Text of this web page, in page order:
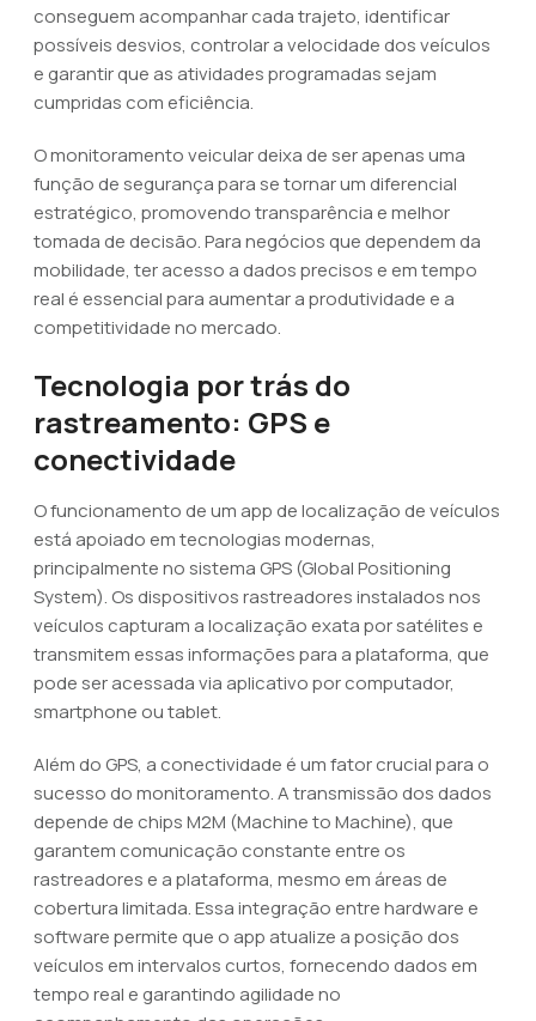
conseguem acompanhar cada trajeto, identificar
possíveis desvios, controlar a velocidade dos veículos
e garantir que as atividades programadas sejam
cumpridas com eficiência.
O monitoramento veicular deixa de ser apenas uma
função de segurança para se tornar um diferencial
estratégico, promovendo transparência e melhor
tomada de decisão. Para negócios que dependem da
mobilidade, ter acesso a dados precisos e em tempo
real é essencial para aumentar a produtividade e a
competitividade no mercado.
Tecnologia por trás do
rastreamento: GPS e
conectividade
O funcionamento de um app de localização de veículos
está apoiado em tecnologias modernas,
principalmente no sistema GPS (Global Positioning
System). Os dispositivos rastreadores instalados nos
veículos capturam a localização exata por satélites e
transmitem essas informações para a plataforma, que
pode ser acessada via aplicativo por computador,
smartphone ou tablet.
Além do GPS, a conectividade é um fator crucial para o
sucesso do monitoramento. A transmissão dos dados
depende de chips M2M (Machine to Machine), que
garantem comunicação constante entre os
rastreadores e a plataforma, mesmo em áreas de
cobertura limitada. Essa integração entre hardware e
software permite que o app atualize a posição dos
veículos em intervalos curtos, fornecendo dados em
tempo real e garantindo agilidade no